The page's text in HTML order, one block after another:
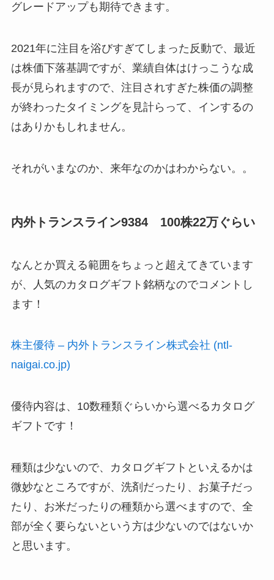
グレードアップも期待できます。
2021年に注目を浴びすぎてしまった反動で、最近
は株価下落基調ですが、業績自体はけっこうな成
長が見られますので、注目されすぎた株価の調整
が終わったタイミングを見計らって、インするの
はありかもしれません。
それがいまなのか、来年なのかはわからない。。
内外トランスライン9384 100株22万ぐらい
なんとか買える範囲をちょっと超えてきています
が、人気のカタログギフト銘柄なのでコメントし
ます！
株主優待 – 内外トランスライン株式会社 (ntl-
naigai.co.jp)
優待内容は、10数種類ぐらいから選べるカタログ
ギフトです！
種類は少ないので、カタログギフトといえるかは
微妙なところですが、洗剤だったり、お菓子だっ
たり、お米だったりの種類から選べますので、全
部が全く要らないという方は少ないのではないか
と思います。